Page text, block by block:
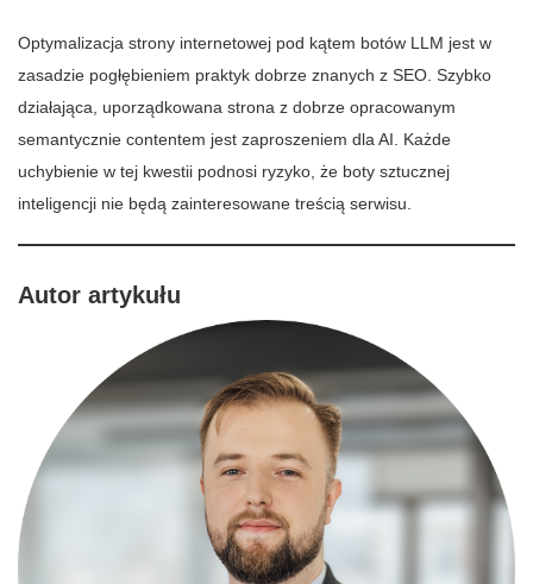
Optymalizacja strony internetowej pod kątem botów LLM jest w
zasadzie pogłębieniem praktyk dobrze znanych z SEO. Szybko
działająca, uporządkowana strona z dobrze opracowanym
semantycznie contentem jest zaproszeniem dla AI. Każde
uchybienie w tej kwestii podnosi ryzyko, że boty sztucznej
inteligencji nie będą zainteresowane treścią serwisu.
Autor artykułu